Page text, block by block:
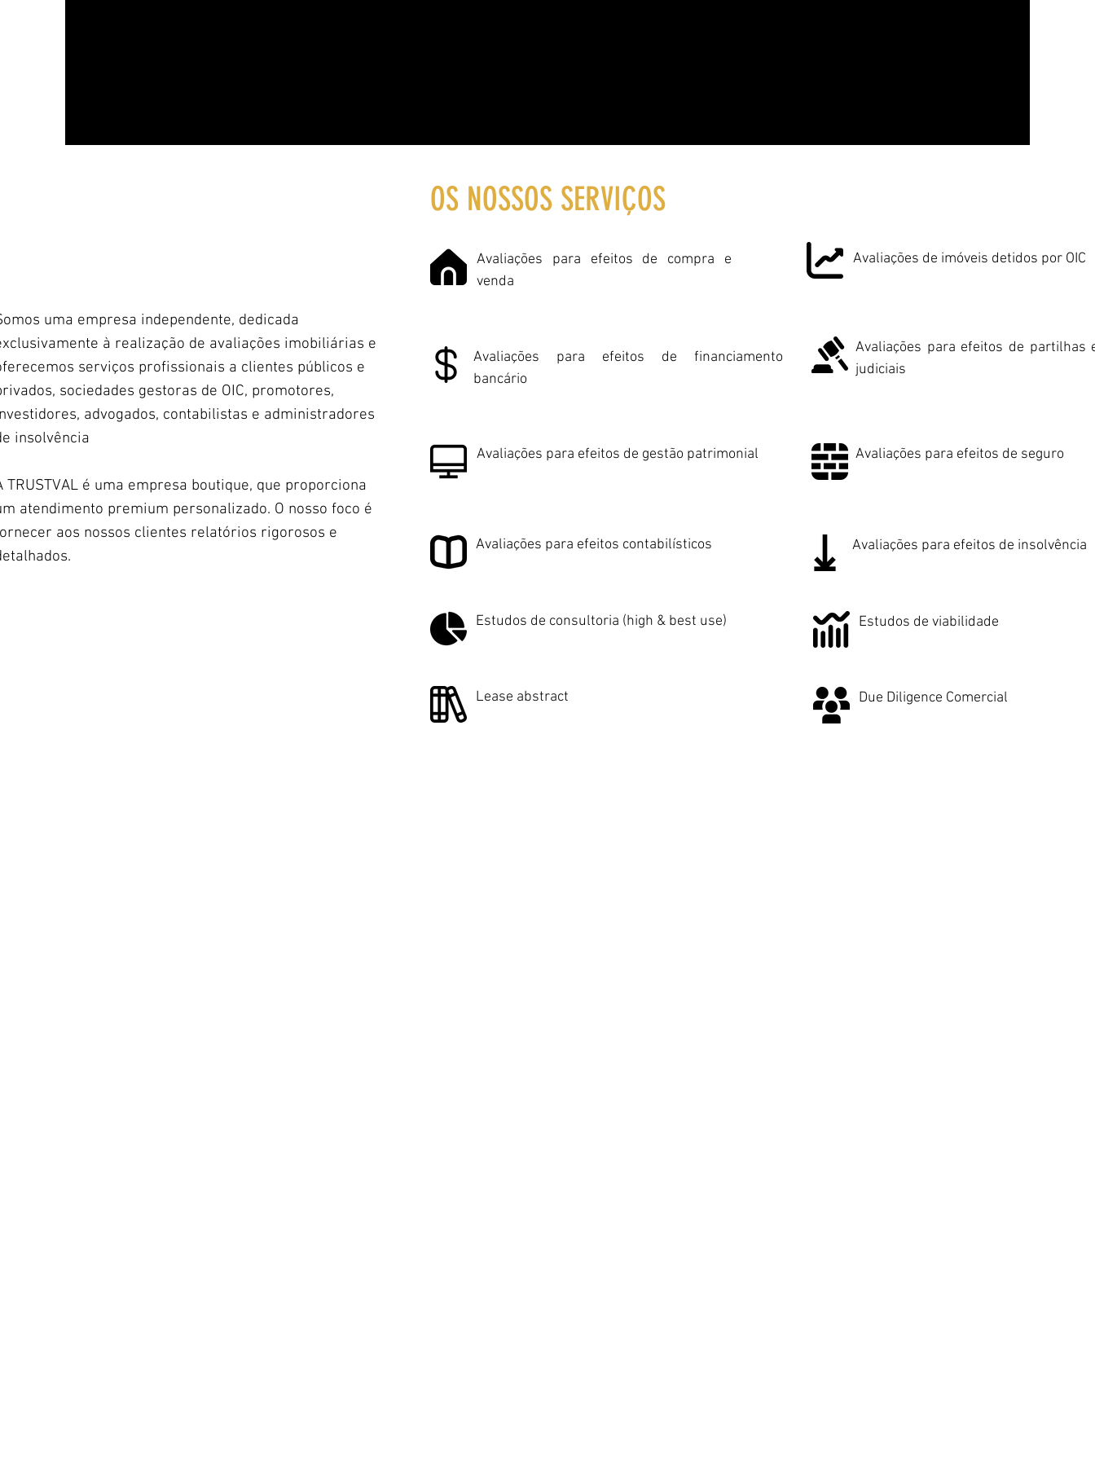
OS NOSSOS SERVIÇOS
Avaliações para efeitos de compra e
venda
Avaliações de imóveis detidos por OIC
uma empresa independente, dedicada
à realização de avaliações imobiliárias e
serviços profissionais a clientes públicos e
sociedades gestoras de OIC, promotores,
advogados, contabilistas e administradores
insolvência
TRUSTVAL é uma empresa boutique, que proporciona
atendimento premium personalizado. O nosso foco é
aos nossos clientes relatórios rigorosos e
Avaliações para efeitos de financiamento
bancário
Avaliações para efeitos de partilhas
judiciais
Avaliações para efeitos de gestão patrimonial Avaliações para efeitos de seguro
Avaliações para efeitos contabilísticos Avaliações para efeitos de insolvência
Estudos de consultoria (high & best use) Estudos de viabilidade
Lease abstract Due Diligence Comercial